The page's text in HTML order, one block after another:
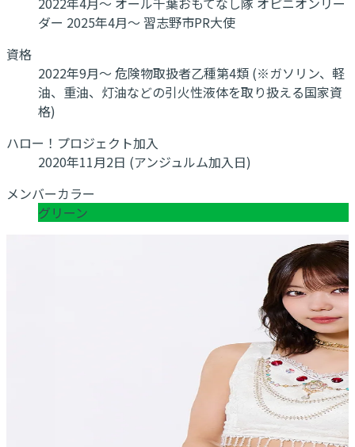
ダー 2025年4月～ 習志野市PR大使
資格
2022年9月～ 危険物取扱者乙種第4類 (※ガソリン、軽
油、重油、灯油などの引火性液体を取り扱える国家資
格)
ハロー！プロジェクト加入
2020年11月2日 (アンジュルム加入日)
メンバーカラー
グリーン